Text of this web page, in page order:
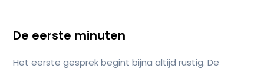
De eerste minuten
Het eerste gesprek begint bijna altijd rustig. De